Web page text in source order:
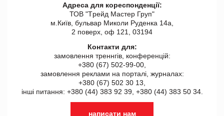
Адреса для кореспонденції:
ТОВ "Tрейд Мастер Груп"
м.Київ, бульвар Миколи Руденка 14а,
2 поверх, оф 121, 03194
Контакти для:
замовлення треннгів, конференцій:
+380 (67) 502-99-00,
замовлення реклами на порталі, журналах:
+380 (67) 502 30 13,
інші питання: +380 (44) 383 92 39, +380 (44) 383 50 34.
написати нам